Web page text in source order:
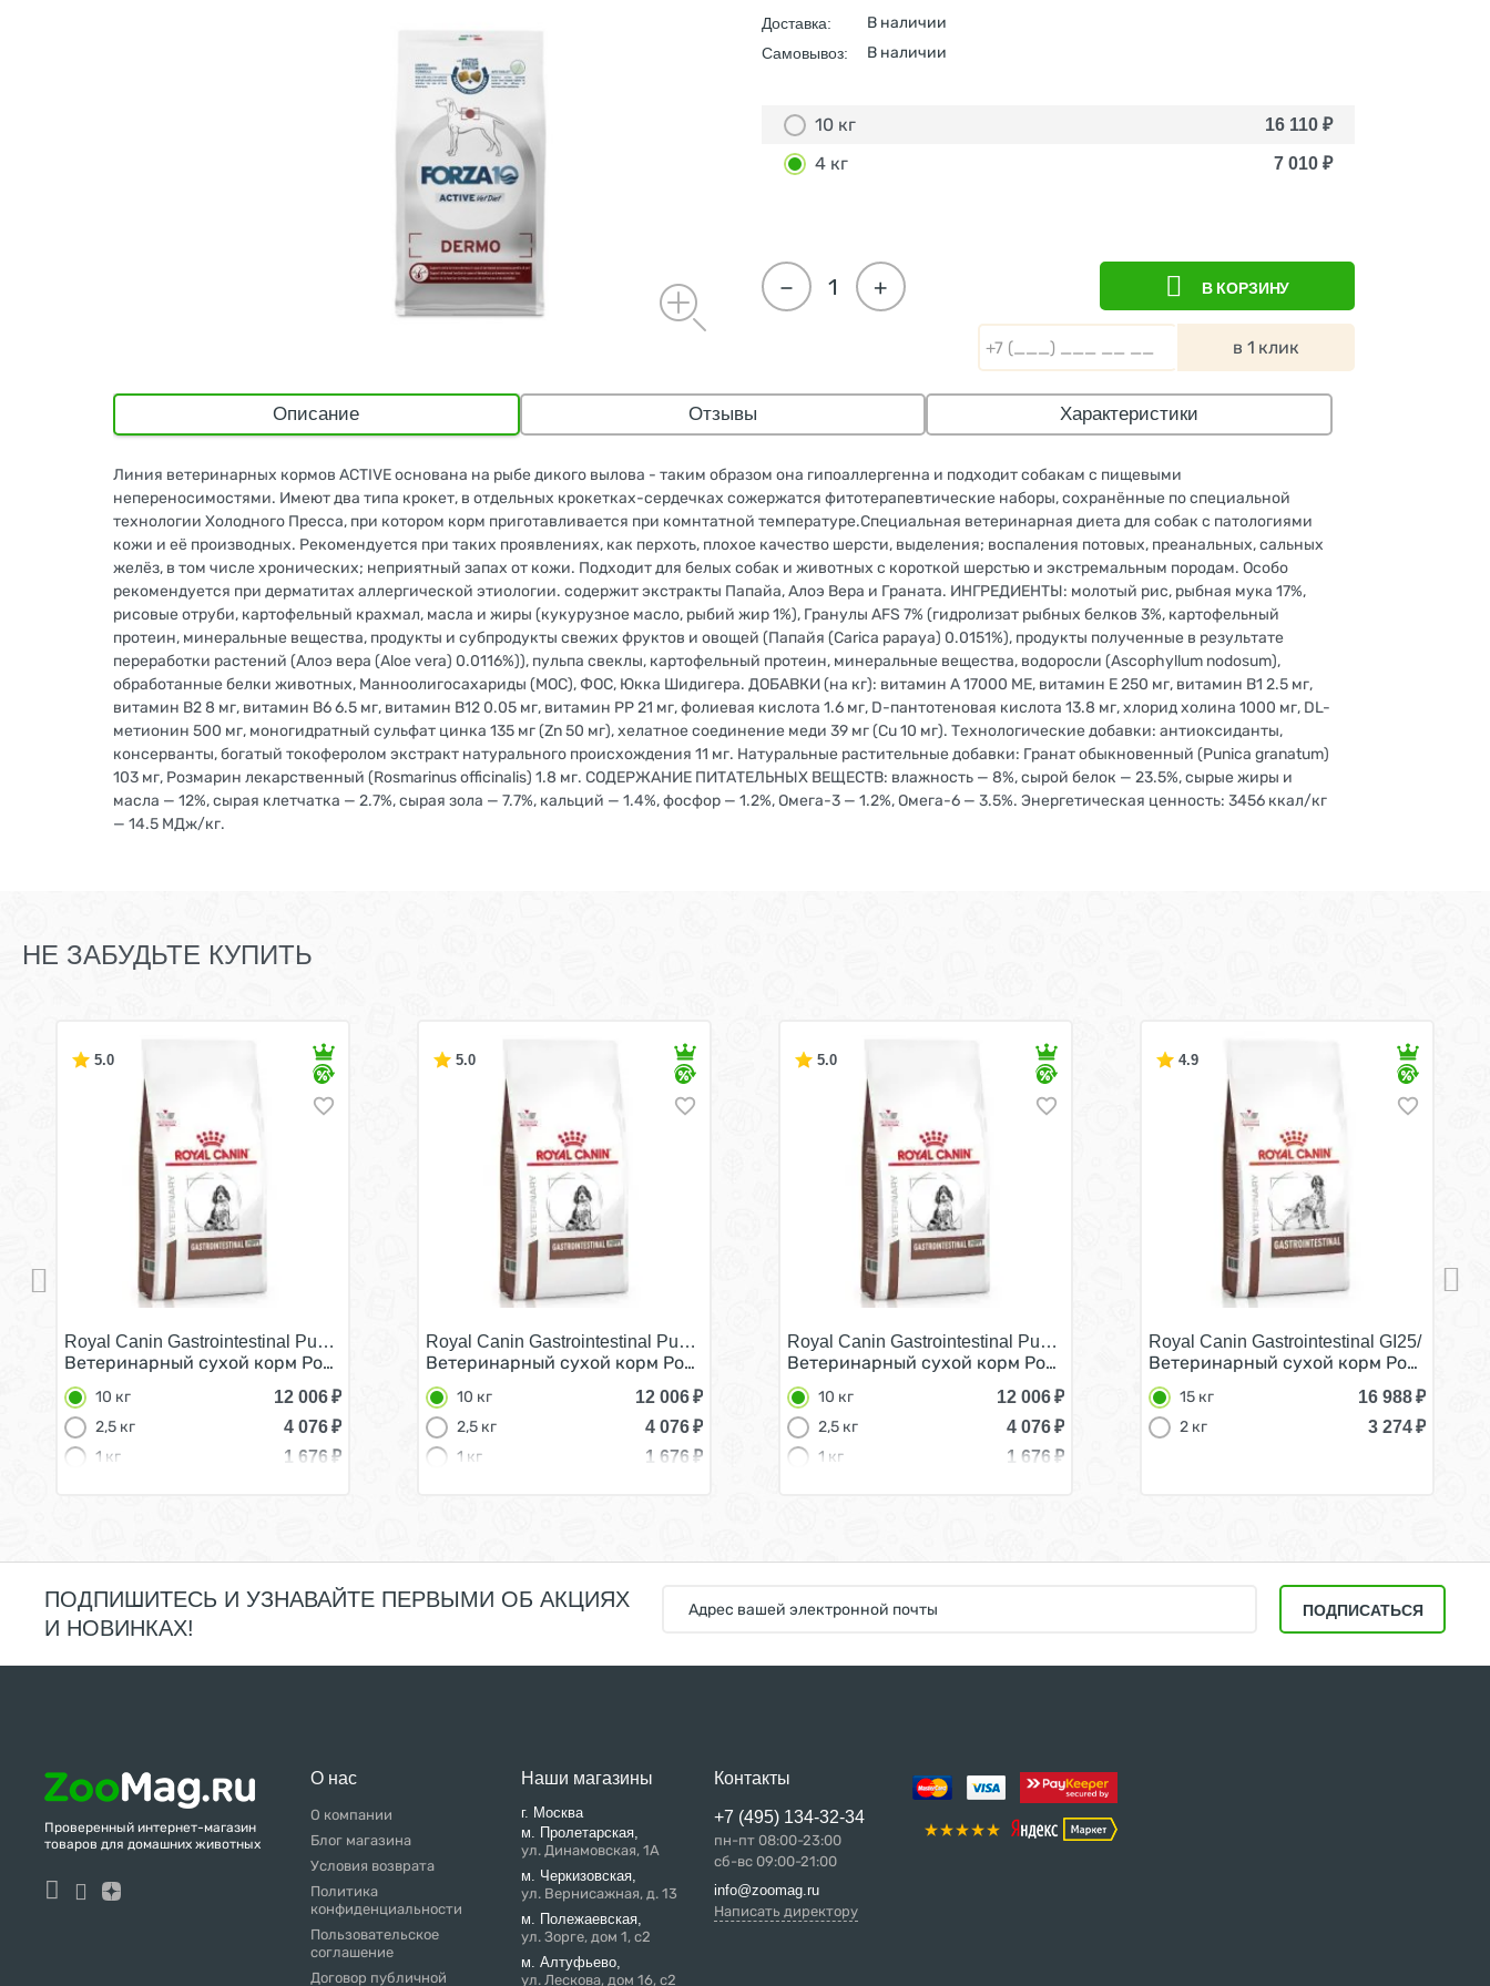
Доставка: В наличии
Самовывоз: В наличии
10 кг 16 110 ₽
4 кг 7 010 ₽
+
− В КОРЗИНУ
в 1 клик
Описание Отзывы Характеристики
Линия ветеринарных кормов ACTIVE основана на рыбе дикого вылова - таким образом она гипоаллергенна и подходит собакам с пищевыми
непереносимостями. Имеют два типа крокет, в отдельных крокетках-сердечках сожержатся фитотерапевтические наборы, сохранённые по специальной
технологии Холодного Пресса, при котором корм приготавливается при комнтатной температуре.Специальная ветеринарная диета для собак с патологиями
кожи и её производных. Рекомендуется при таких проявлениях, как перхоть, плохое качество шерсти, выделения; воспаления потовых, преанальных, сальных
желёз, в том числе хронических; неприятный запах от кожи. Подходит для белых собак и животных с короткой шерстью и экстремальным породам. Особо
рекомендуется при дерматитах аллергической этиологии. содержит экстракты Папайа, Алоэ Вера и Граната. ИНГРЕДИЕНТЫ: молотый рис, рыбная мука 17%,
рисовые отруби, картофельный крахмал, масла и жиры (кукурузное масло, рыбий жир 1%), Гранулы AFS 7% (гидролизат рыбных белков 3%, картофельный
протеин, минеральные вещества, продукты и субпродукты свежих фруктов и овощей (Папайя (Carica papaya) 0.0151%), продукты полученные в результате
переработки растений (Алоэ вера (Aloe vera) 0.0116%)), пульпа свеклы, картофельный протеин, минеральные вещества, водоросли (Ascophyllum nodosum),
обработанные белки животных, Манноолигосахариды (МОС), ФОС, Юкка Шидигера. ДОБАВКИ (на кг): витамин А 17000 МЕ, витамин Е 250 мг, витамин B1 2.5 мг,
витамин B2 8 мг, витамин B6 6.5 мг, витамин B12 0.05 мг, витамин PP 21 мг, фолиевая кислота 1.6 мг, D-пантотеновая кислота 13.8 мг, хлорид холина 1000 мг, DL-
метионин 500 мг, моногидратный сульфат цинка 135 мг (Zn 50 мг), хелатное соединение меди 39 мг (Cu 10 мг). Технологические добавки: антиоксиданты,
консерванты, богатый токоферолом экстракт натурального происхождения 11 мг. Натуральные растительные добавки: Гранат обыкновенный (Punica granatum)
103 мг, Розмарин лекарственный (Rosmarinus officinalis) 1.8 мг. СОДЕРЖАНИЕ ПИТАТЕЛЬНЫХ ВЕЩЕСТВ: влажность — 8%, сырой белок — 23.5%, сырые жиры и
масла — 12%, сырая клетчатка — 2.7%, сырая зола — 7.7%, кальций — 1.4%, фосфор — 1.2%, Омега-3 — 1.2%, Oмега-6 — 3.5%. Энергетическая ценность: 3456 ккал/кг
— 14.5 МДж/кг.
НЕ ЗАБУДЬТЕ КУПИТЬ
5.0
Royal Canin Gastrointestinal Puppy/
Ветеринарный сухой корм Роял Канин Гастро Интестинал для Щенков при нарушении Пищеварения 10 кг
10 кг 12 006₽
2,5 кг
4 076₽
1 кг
1 676 ₽
5.0
Royal Canin Gastrointestinal Puppy/
Ветеринарный сухой корм Роял Канин Гастро Интестинал для Щенков при нарушении Пищеварения 10 кг
10 кг 12 006₽
2,5 кг
4 076₽
1 кг
1 676 ₽
5.0
Royal Canin Gastrointestinal Puppy/
Ветеринарный сухой корм Роял Канин Гастро Интестинал для Щенков при
10 кг 12 006₽
2,5 кг
4 076₽
1 кг
1 676 ₽
4.9
Royal Canin Gastrointestinal GI25/
Ветеринарный сухой корм Роял
15 кг 16 988₽
2 кг
3 274₽
ПОДПИШИТЕСЬ И УЗНАВАЙТЕ ПЕРВЫМИ ОБ АКЦИЯХ
И НОВИНКАХ!
ПОДПИСАТЬСЯ
Проверенный интернет-магазин
товаров для домашних животных
О нас
О компании
Блог магазина
Условия возврата
Политика
конфиденциальности
Пользовательское
соглашение
Договор публичной
Наши магазины
г. Москва
м. Пролетарская,
ул. Динамовская, 1А
м. Черкизовская,
ул. Вернисажная, д. 13
м. Полежаевская,
ул. Зорге, дом 1, с2
м. Алтуфьево,
ул. Лескова, дом 16, с2
Контакты
+7 (495) 134-32-34
пн-пт 08:00-23:00
сб-вс 09:00-21:00
info@zoomag.ru
Написать директору